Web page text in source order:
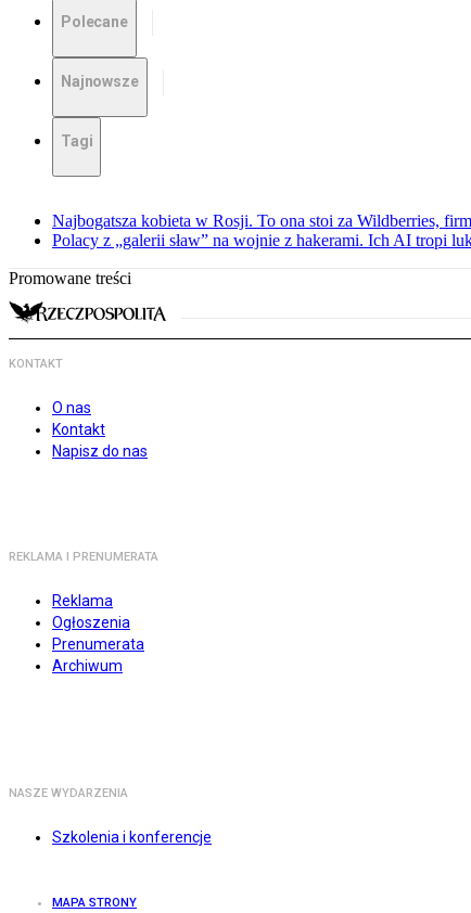
Polecane
Najnowsze
Tagi
Najbogatsza kobieta w Rosji. To ona stoi za Wildberries,
Polacy z „galerii sław” na wojnie z hakerami. Ich AI tropi
Promowane treści
KONTAKT
O nas
Kontakt
Napisz do nas
REKLAMA I PRENUMERATA
Reklama
Ogłoszenia
Prenumerata
Archiwum
NASZE WYDARZENIA
Szkolenia i konferencje
MAPA STRONY